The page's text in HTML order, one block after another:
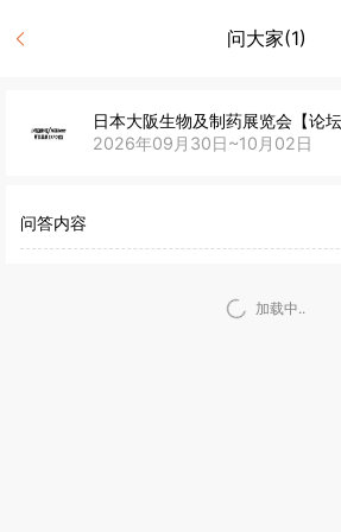
问大家(1)
日本大阪生物及制药展览会【论坛
2026年09月30日~10月02日
问答内容
加载中..